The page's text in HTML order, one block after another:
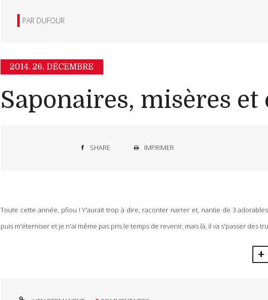
PAR DUFOUR
2014. 26. DÉCEMBRE
Saponaires, misères et
SHARE IMPRIMER
Toute cette année, pfiou ! Y'aurait trop à dire, raconter narrer et, nantie de 3
puis m'éterniser et je n'ai même pas pris le temps de revenir, mais là, il va s'passer des